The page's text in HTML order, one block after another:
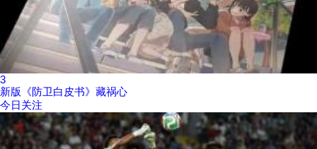
3
新版《防卫白皮书》藏祸心
今日关注